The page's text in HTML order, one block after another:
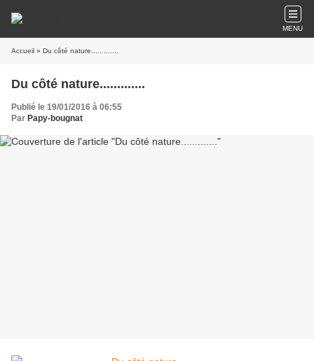
MENU
Accueil » Du côté nature.............
Du côté nature.............
Publié le 19/01/2016 à 06:55
Par Papy-bougnat